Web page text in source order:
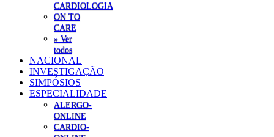
CARDIOLOGIA
ON TO
CARE
» Ver
todos
NACIONAL
INVESTIGAÇÃO
SIMPÓSIOS
ESPECIALIDADE
ALERGO-
ONLINE
CARDIO-